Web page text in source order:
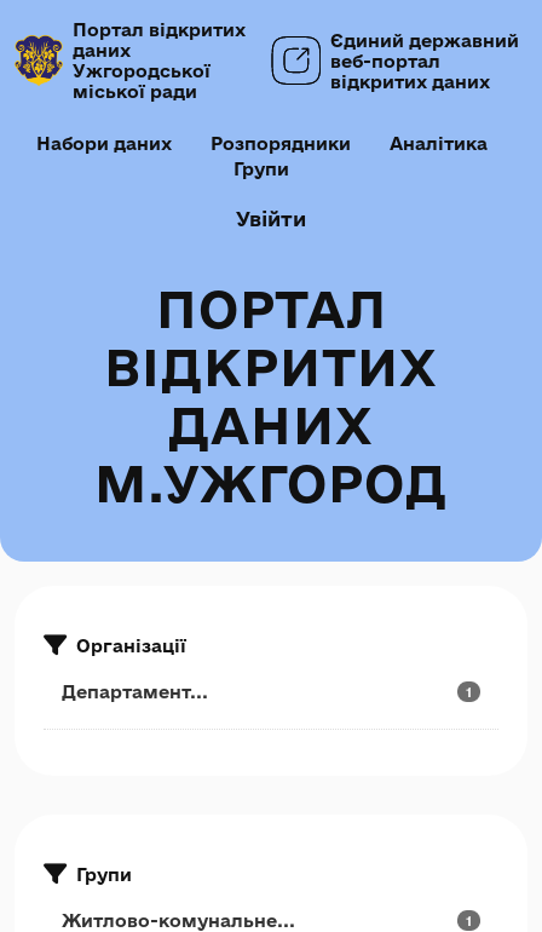
Портал відкритих
даних
Ужгородської
міської ради
Єдиний державний
веб-портал
відкритих даних
Набори даних Розпорядники
Аналітика
Групи
Увійти
ПОРТАЛ
ВІДКРИТИХ
ДАНИХ
М.УЖГОРОД
Організації
Департамент... 1
Групи
Житлово-комунальне... 1